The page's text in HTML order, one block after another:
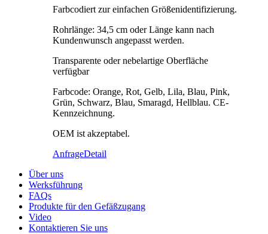
Farbcodiert zur einfachen Größenidentifizierung.
Rohrlänge: 34,5 cm oder Länge kann nach
Kundenwunsch angepasst werden.
Transparente oder nebelartige Oberfläche
verfügbar
Farbcode: Orange, Rot, Gelb, Lila, Blau, Pink,
Grün, Schwarz, Blau, Smaragd, Hellblau. CE-
Kennzeichnung.
OEM ist akzeptabel.
AnfrageDetail
Über uns
Werksführung
FAQs
Produkte für den Gefäßzugang
Video
Kontaktieren Sie uns